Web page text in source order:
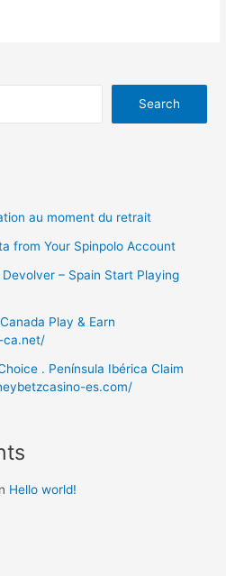
Search
au moment du retrait
from Your Spinpolo Account
– Spain Start Playing
Play & Earn
ca.net/
. Península Ibérica Claim
es.com/
Hello world!